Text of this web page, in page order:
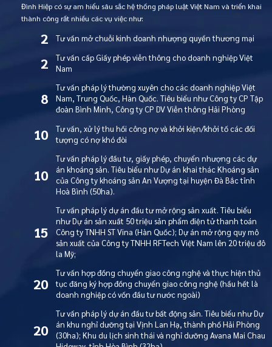
Đình Hiệp có sự am hiểu sâu sắc hệ thống pháp luật Việt Nam và triển khai
thành công rất nhiều các vụ việc như:
2 Tư vấn mở chuỗi kinh doanh nhượng quyền thương mại
2
Tư vấn cấp Giấy phép viễn thông cho doanh nghiệp Việt
Nam
8
Tư vấn pháp lý thường xuyên cho các doanh nghiệp Việt
Nam, Trung Quốc, Hàn Quốc. Tiêu biểu như Công ty CP Tập
đoàn Bình Minh, Công ty CP DV Viễn thông Hải Phòng
10
Tư vấn, xử lý thu hồi công nợ và khởi kiện/khởi tố các đối
tượng có nợ khó đòi
10
Tư vấn pháp lý đầu tư, giấy phép, chuyển nhượng các dự
án khoáng sản. Tiêu biểu như Dự án khai thác Khoáng sản
của Công ty khoáng sản An Vượng tại huyện Đà Bắc tỉnh
Hoà Bình (50ha).
15
Tư vấn pháp lý dự án đầu tư mở rộng sản xuất. Tiêu biểu
như Dự án sản xuất 50 triệu sản phẩm điện tử thanh toán
Công ty TNHH ST Vina (Hàn Quốc); Dự án mở rộng quy mô
sản xuất của Công ty TNHH RFTech Việt Nam lên 20 triệu đô
la Mỹ;
20
Tư vấn hợp đồng chuyển giao công nghệ và thực hiện thủ
tục đăng ký hợp đồng chuyển giao công nghệ (hầu hết là
doanh nghiệp có vốn đầu tư nước ngoài)
20
Tư vấn pháp lý dự án đầu tư bất động sản. Tiêu biểu như Dự
án khu nghỉ dưỡng tại Vịnh Lan Hạ, thành phố Hải Phòng
(30ha); Khu du lịch sinh thái và nghỉ dưỡng Avana Mai Chau